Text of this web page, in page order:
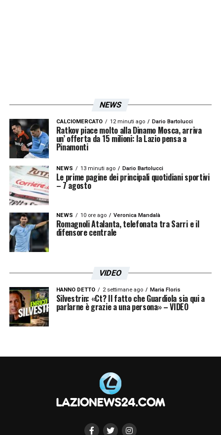
NEWS
CALCIOMERCATO 12 minuti ago Dario Bartolucci
Ratkov piace molto alla Dinamo Mosca, arriva
un’ offerta da 15 milioni: la Lazio pensa a
Pinamonti
NEWS 13 minuti ago Dario Bartolucci
Le prime pagine dei principali quotidiani sportivi
– 7 agosto
NEWS 10 ore ago Veronica Mandalà
Romagnoli Atalanta, telefonata tra Sarri e il
difensore centrale
VIDEO
HANNO DETTO 2 settimane ago Maria Floris
Silvestrin: «Ct? Il fatto che Guardiola sia qui a
parlarne è grazie a una persona» – VIDEO